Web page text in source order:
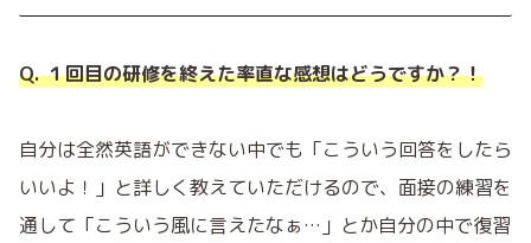
Q. １回目の研修を終えた率直な感想はどうですか？！
自分は全然英語ができない中でも「こういう回答をしたら
いいよ！」と詳しく教えていただけるので、面接の練習を
通して「こういう風に言えたなぁ…」とか自分の中で復習